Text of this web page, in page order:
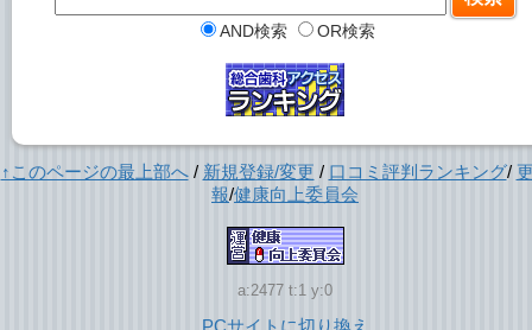
AND検索 OR検索
↑このページの最上部へ/ 新規登録/変更 / 口コミ評判ランキング/
報/健康向上委員会
a:2477 t:1 y:0
PCサイトに切り換え